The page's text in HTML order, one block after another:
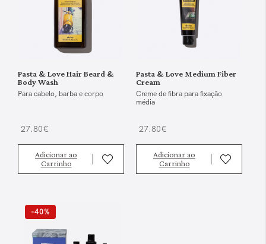
Pasta & Love Hair Beard &
Body Wash
Para cabelo, barba e corpo
27.80€
Adicionar ao
Carrinho
Pasta & Love Medium Fiber
Cream
Creme de fibra para fixação
média
27.80€
Adicionar ao
Carrinho
-40%